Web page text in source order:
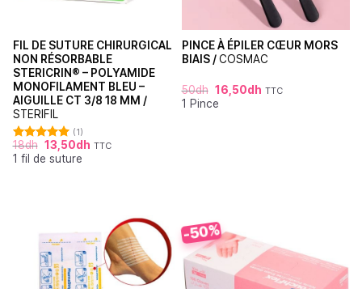
FIL DE SUTURE CHIRURGICAL
NON RÉSORBABLE
STERICRIN® – POLYAMIDE
MONOFILAMENT BLEU –
AIGUILLE CT 3/8 18 MM /
STERIFIL
Note
5.00
sur 5
(1)
18dh 13,50dh TTC
1 fil de suture
PINCE À ÉPILER CŒUR MORS
BIAIS /COSMAC
50dh 16,50dh TTC
1 Pince
-50%